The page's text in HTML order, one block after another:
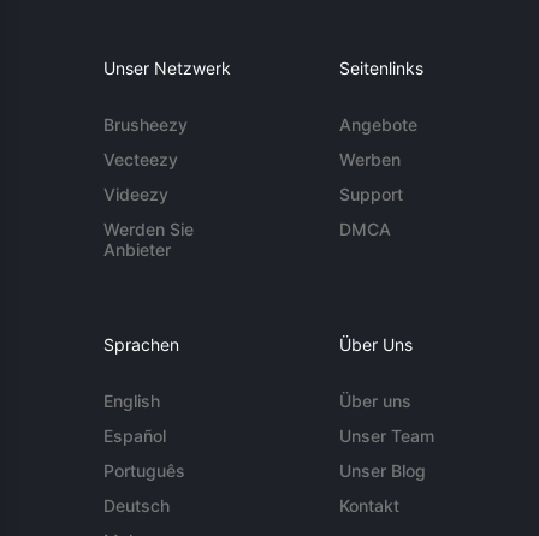
Unser Netzwerk
Brusheezy
Vecteezy
Videezy
Werden Sie
Anbieter
Seitenlinks
Angebote
Werben
Support
DMCA
Sprachen
English
Español
Português
Deutsch
Über Uns
Über uns
Unser Team
Unser Blog
Kontakt